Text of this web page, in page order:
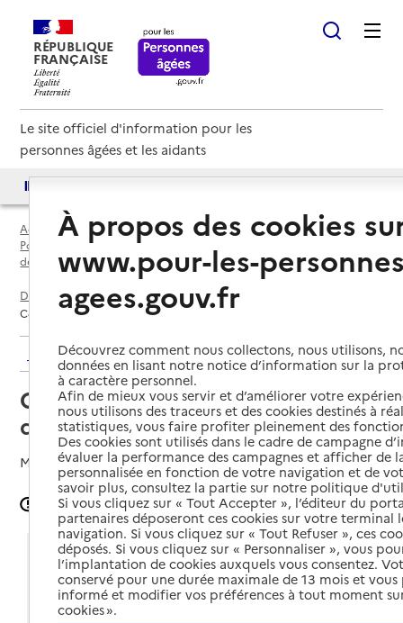
RÉPUBLIQUE
FRANÇAISE
Le site officiel d'information pour les
personnes âgées et les aidants
Accueil
Espace annuaire
Points d'information locaux dédiés aux personnes âgées par
département
Dordogne (24)
Hautefort
Centre Médico Social (CMS) d'Hautefort
Retour aux résultats de l'annuaire
Centre Médico Social (CMS)
d'Hautefort
Mis à jour le02/05/2024
Signaler une erreur
Coordonnées
Adresse
Rue Sylvain Floirat - Maison des Services Publics
24390-Hautefort
À propos des cookies
www.pour-les-
agees.gouv.fr
Découvrez comment nous collectons, nous utilisons,
données en lisant notre notice d’information sur la
à caractère personnel.
Afin de mieux vous servir et d’améliorer votre
nous utilisons des traceurs et des cookies destinés à
statistiques, vous faire profiter pleinement des
Des cookies sont utilisés dans le cadre de campagne
évaluer la performance des campagnes et afficher de
personnalisée en fonction de votre navigation et de
savoir plus, consultez la partie sur notre politique
Si vous cliquez sur « Tout Accepter », l’éditeur du
partenaires déposeront ces cookies sur votre terminal
navigation. Si vous cliquez sur « Tout Refuser », ces
déposés. Si vous cliquez sur « Personnaliser », vous
l’implantation de cookies auxquels vous consentez.
conservé pour une durée maximale de 13 mois et
informé et modifier vos préférences à tout moment
cookies ».